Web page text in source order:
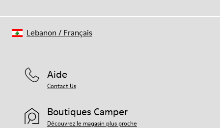
Aide
Contact Us
Boutiques Camper
Découvrez le magasin plus proche
Lebanon / Français